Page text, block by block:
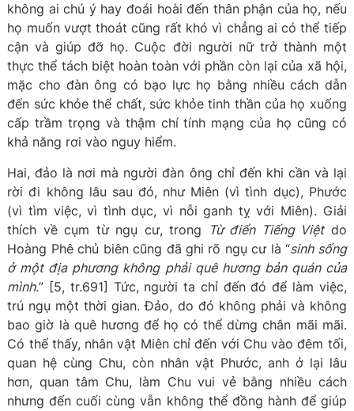
không ai chú ý hay đoái hoài đến thân phận của họ, nếu
họ muốn vượt thoát cũng rất khó vì chẳng ai có thể tiếp
cận và giúp đỡ họ. Cuộc đời người nữ trở thành một
thực thể tách biệt hoàn toàn với phần còn lại của xã hội,
mặc cho đàn ông có bạo lực họ bằng nhiều cách dẫn
đến sức khỏe thể chất, sức khỏe tinh thần của họ xuống
cấp trầm trọng và thậm chí tính mạng của họ cũng có
khả năng rơi vào nguy hiểm.
Hai, đảo là nơi mà người đàn ông chỉ đến khi cần và lại
rời đi không lâu sau đó, như Miên (vì tình dục), Phước
(vì tìm việc, vì tình dục, vì nỗi ganh tỵ với Miên). Giải
thích về cụm từ ngụ cư, trong
Từ điển Tiếng Việtdo
Hoàng Phê chủ biên cũng đã ghi rõ ngụ cư là “sinh sống
ở một địa phương không phải quê hương bản quán của
mình.” [5, tr.691] Tức, người ta chỉ đến đó để làm việc,
trú ngụ một thời gian. Đảo, do đó không phải và không
bao giờ là quê hương để họ có thể dừng chân mãi mãi.
Có thể thấy, nhân vật Miên chỉ đến với Chu vào đêm tối,
quan hệ cùng Chu, còn nhân vật Phước, anh ở lại lâu
hơn, quan tâm Chu, làm Chu vui vẻ bằng nhiều cách
nhưng đến cuối cùng vẫn không thể đồng hành để giúp